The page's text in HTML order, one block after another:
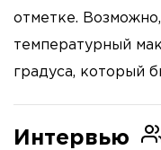
отметке.
температурный
градуса, который
Интервью